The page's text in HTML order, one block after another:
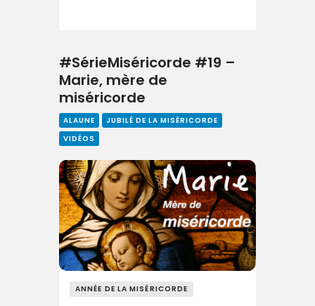
#SérieMiséricorde #19 –
Marie, mère de
miséricorde
ALAUNE
JUBILÉ DE LA MISÉRICORDE
VIDÉOS
ANNÉE DE LA MISÉRICORDE